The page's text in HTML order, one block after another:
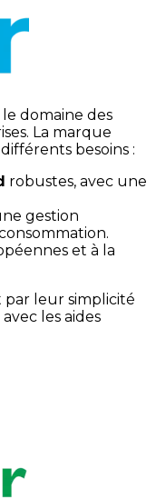
domaine des
La marque
besoins :
robustes, avec une
gestion
et à la
par leur simplicité
les aides